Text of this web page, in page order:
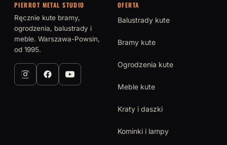
PIERROT METAL STUDIO
Ręcznie kute bramy,
ogrodzenia, balustrady i
meble. Warszawa-Powsin,
od 1995.
OFERTA
Balustrady kute
Bramy kute
Ogrodzenia kute
Meble kute
Kraty i daszki
Kominki i lampy